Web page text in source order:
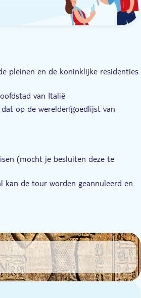
pleinen en de koninklijke residenties
van Italië
op de werelderfgoedlijst van
(mocht je besluiten deze te
kan de tour worden geannuleerd en